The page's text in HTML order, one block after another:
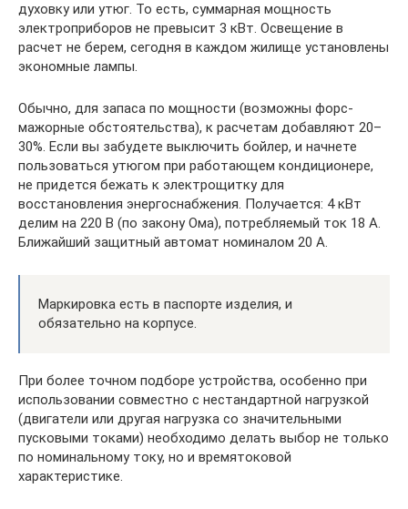
духовку или утюг. То есть, суммарная мощность
электроприборов не превысит 3 кВт. Освещение в
расчет не берем, сегодня в каждом жилище установлены
экономные лампы.
Обычно, для запаса по мощности (возможны форс-
мажорные обстоятельства), к расчетам добавляют 20–
30%. Если вы забудете выключить бойлер, и начнете
пользоваться утюгом при работающем кондиционере,
не придется бежать к электрощитку для
восстановления энергоснабжения. Получается: 4 кВт
делим на 220 В (по закону Ома), потребляемый ток 18 А.
Ближайший защитный автомат номиналом 20 А.
Маркировка есть в паспорте изделия, и
обязательно на корпусе.
При более точном подборе устройства, особенно при
использовании совместно с нестандартной нагрузкой
(двигатели или другая нагрузка со значительными
пусковыми токами) необходимо делать выбор не только
по номинальному току, но и времятоковой
характеристике.